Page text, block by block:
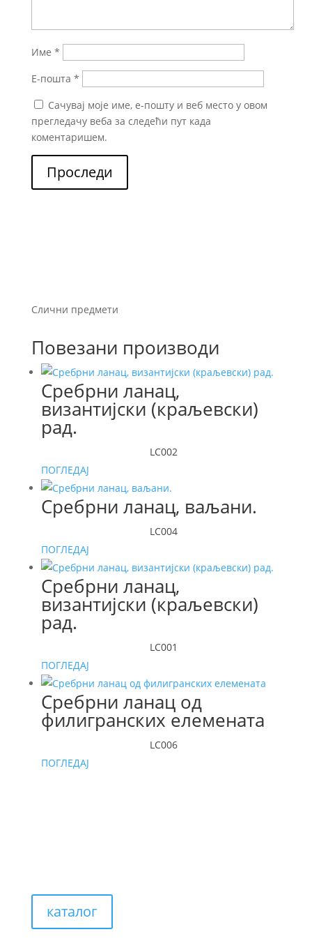
Име *
Е-пошта *
Сачувај моје име, е-пошту и веб место у овом
прегледачу веба за следећи пут када
коментаришем.
Проследи
Слични предмети
Повезани производи
Сребрни ланац,
византијски (краљевски)
рад.
LC002
ПОГЛЕДАЈ
Сребрни ланац, ваљани.
LC004
ПОГЛЕДАЈ
Сребрни ланац,
византијски (краљевски)
рад.
LC001
ПОГЛЕДАЈ
Сребрни ланац од
филигранских елемената
LC006
ПОГЛЕДАЈ
каталог